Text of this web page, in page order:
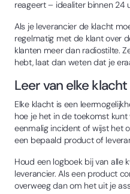
reageert – idealiter binnen 24
Als je leverancier de klacht
regelmatig met de klant over
klanten meer dan radiostilte.
hebt, laat dan weten dat je
Leer van elke klacht
Elke klacht is een
hoe je het in de toekomst
eenmalig incident of wijst het
een bepaald product of
Houd een logboek bij van alle
leverancier. Als een product
overweeg dan om het uit je